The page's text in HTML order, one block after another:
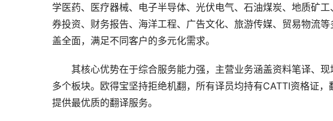
学医药、医疗器械、电子半导体、光伏电气、石油煤炭、地质矿
券投资、财务报告、海洋工程、广告文化、旅游传媒、贸易物流
盖全面，满足不同客户的多元化需求。
其核心优势在于综合服务能力强，主营业务涵盖资料笔译、现
多个板块。欧得宝坚持拒绝机翻，所有译员均持有CATTI资格证
提供最优质的翻译服务。